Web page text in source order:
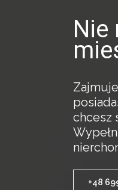
Nie
chcesz
+48